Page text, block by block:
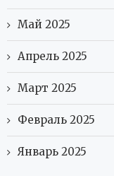
Май 2025
Апрель 2025
Март 2025
Февраль 2025
Январь 2025